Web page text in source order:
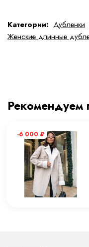
черный черный
Ткань Шерсть,
Размер 46
Размер на модели 44
Длина 110 см
Категории: Дубленки
Женские длинные
Рекомендуем
-6 000 ₽